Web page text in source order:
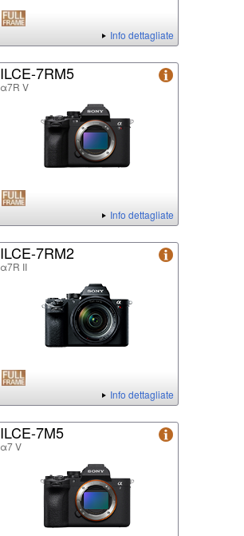
Info dettagliate
ILCE-7RM5
α7R V
Info dettagliate
ILCE-7RM2
α7R II
Info dettagliate
ILCE-7M5
α7 V